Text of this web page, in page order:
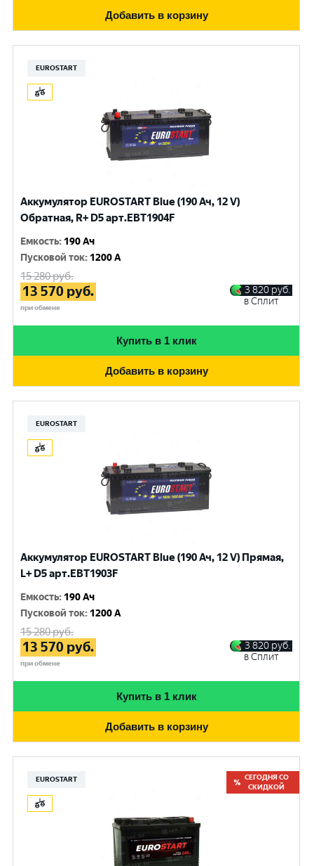
Добавить в корзину
EUROSTART
Аккумулятор EUROSTART Blue (190 Ач, 12 V)
Обратная, R+ D5 арт.EBT1904F
Емкость: 190 Ач
Пусковой ток: 1200 A
15 280руб.
13 570 руб.
при обмене
3 820 руб.
в Сплит
Купить в 1 клик
Добавить в корзину
EUROSTART
Аккумулятор EUROSTART Blue (190 Ач, 12 V) Прямая,
L+ D5 арт.EBT1903F
Емкость: 190 Ач
Пусковой ток: 1200 A
15 280руб.
13 570 руб.
при обмене
3 820 руб.
в Сплит
Купить в 1 клик
Добавить в корзину
EUROSTART
СЕГОДНЯ СО
СКИДКОЙ